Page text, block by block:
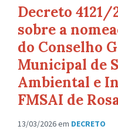
Decreto 4121/
sobre a
do Conselho
Municipal de
Ambiental e
FMSAI de
13/03/2026em DECRETO